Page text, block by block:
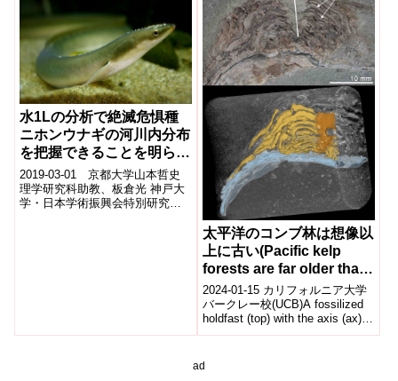
水1Lの分析で絶滅危惧種
ニホンウナギの河川内分布
を把握できることを明らか
にしました
2019-03-01 京都大学山本哲史
理学研究科助教、板倉光 神戸大
学・日本学術振興会特別研究
太平洋のコンブ林は想像以
上に古い(Pacific kelp
forests are far older than
we thought)
2024-01-15 カリフォルニア大学
バークレー校(UCB)A fossilized
holdfast (top) with the axis (ax)
wh...
ad